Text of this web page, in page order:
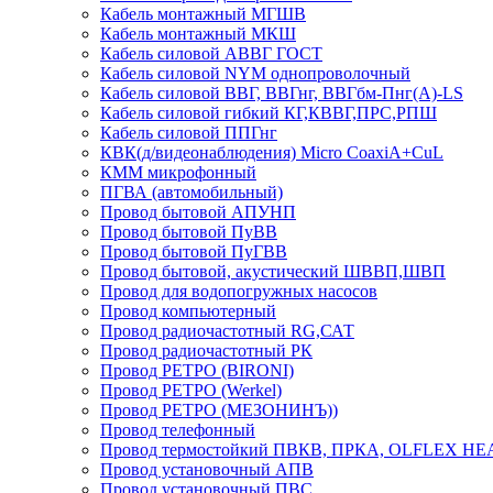
Кабель монтажный МГШВ
Кабель монтажный МКШ
Кабель силовой АВВГ ГОСТ
Кабель силовой NYM однопроволочный
Кабель силовой ВВГ, ВВГнг, ВВГбм-Пнг(А)-LS
Кабель силовой гибкий КГ,КВВГ,ПРС,РПШ
Кабель силовой ППГнг
КВК(д/видеонаблюдения) Micro CoaxiA+CuL
КММ микрофонный
ПГВА (автомобильный)
Провод бытовой АПУНП
Провод бытовой ПуВВ
Провод бытовой ПуГВВ
Провод бытовой, акустический ШВВП,ШВП
Провод для водопогружных насосов
Провод компьютерный
Провод радиочастотный RG,САТ
Провод радиочастотный РК
Провод РЕТРО (BIRONI)
Провод РЕТРО (Werkel)
Провод РЕТРО (МЕЗОНИНЪ))
Провод телефонный
Провод термостойкий ПВКВ, ПРКА, OLFLEX
Провод установочный АПВ